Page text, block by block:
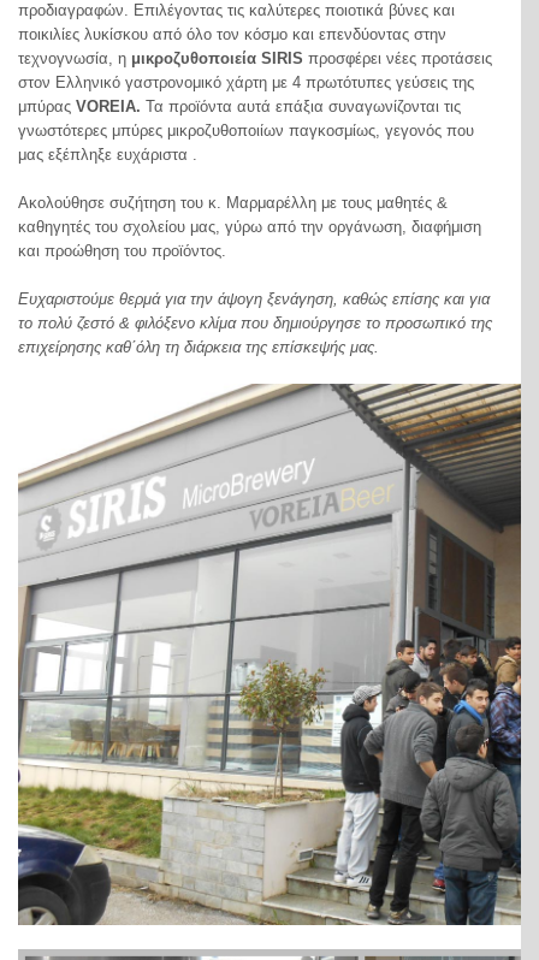
προδιαγραφών. Επιλέγοντας τις καλύτερες ποιοτικά βύνες και
ποικιλίες λυκίσκου από όλο τον κόσμο και επενδύοντας στην
τεχνογνωσία, η μικροζυθοποιεία SIRIS προσφέρει νέες προτάσεις
στον Ελληνικό γαστρονομικό χάρτη με 4 πρωτότυπες γεύσεις της
μπύρας VOREIA. Τα προϊόντα αυτά επάξια συναγωνίζονται τις
γνωστότερες μπύρες μικροζυθοποιίων παγκοσμίως, γεγονός που
μας εξέπληξε ευχάριστα .
Ακολούθησε συζήτηση του κ. Μαρμαρέλλη με τους μαθητές &
καθηγητές του σχολείου μας, γύρω από την οργάνωση, διαφήμιση
και προώθηση του προϊόντος.
Ευχαριστούμε θερμά για την άψογη ξενάγηση, καθώς επίσης και για
το πολύ ζεστό & φιλόξενο κλίμα που δημιούργησε το προσωπικό της
επιχείρησης καθ΄όλη τη διάρκεια της επίσκεψής μας.